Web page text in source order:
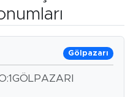
Gölpazarı